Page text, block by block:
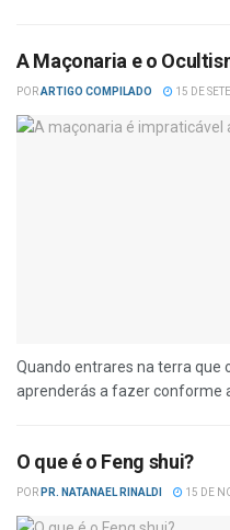
A Maçonaria e o
PORARTIGO COMPILADO 15 DE
Quando entrares na terra que
aprenderás a fazer conforme
O que é o Feng shui?
POR PR. NATANAEL RINALDI 15 DE